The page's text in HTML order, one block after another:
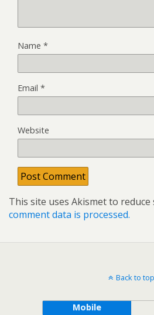
Name *
Email *
Website
This site uses Akismet to reduce
comment data is processed.
Back to top
Mobile